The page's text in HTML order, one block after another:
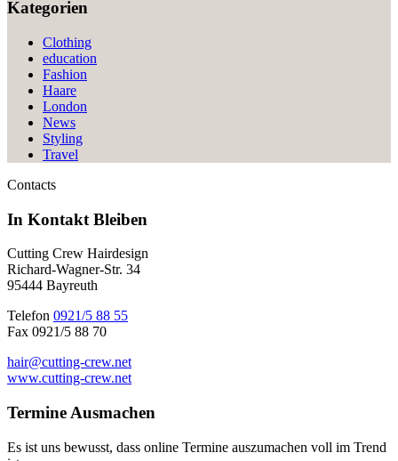
Kategorien
Clothing
education
Fashion
Haare
London
News
Styling
Travel
Contacts
In Kontakt Bleiben
Cutting Crew Hairdesign
Richard-Wagner-Str. 34
95444 Bayreuth
Telefon 0921/5 88 55
Fax 0921/5 88 70
hair@cutting-crew.net
www.cutting-crew.net
Termine Ausmachen
Es ist uns bewusst, dass online Termine auszumachen voll im Trend